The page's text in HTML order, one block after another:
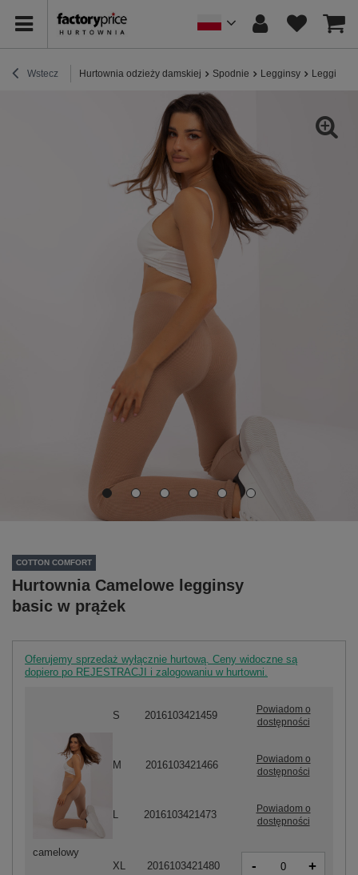
Wstecz Hurtownia odzieży damskiej Spodnie Legginsy Legginsy
COTTON COMFORT
Hurtownia Camelowe legginsy
basic w prążek
Oferujemy sprzedaż wyłącznie hurtową. Ceny widoczne są
dopiero po REJESTRACJI i zalogowaniu w hurtowni.
camelowy
S 2016103421459
Powiadom o
dostępności
M 2016103421466
Powiadom o
dostępności
2016103421473
Powiadom o
dostępności
XL 2016103421480 - +